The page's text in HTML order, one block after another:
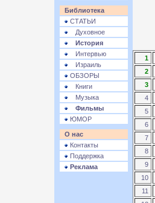
Библиотека
СТАТЬИ
Духовное
История
Интервью
Израиль
ОБЗОРЫ
Книги
Музыка
Фильмы
ЮМОР
О нас
Контакты
Поддержка
Реклама
1
2
3
4
5
6
7
8
9
10
11